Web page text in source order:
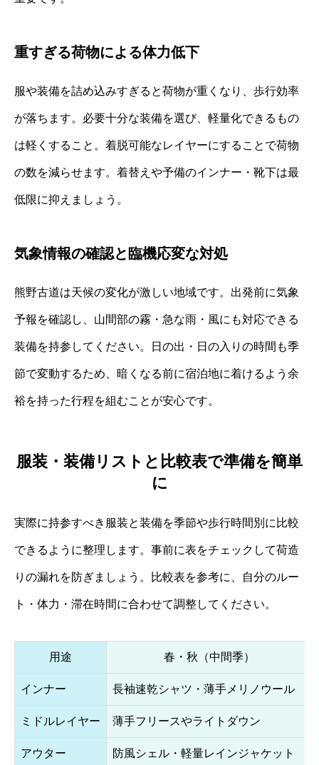
重すぎる荷物による体力低下
服や装備を詰め込みすぎると荷物が重くなり、歩行効率
が落ちます。必要十分な装備を選び、軽量化できるもの
は軽くすること。着脱可能なレイヤーにすることで荷物
の数を減らせます。着替えや予備のインナー・靴下は最
低限に抑えましょう。
気象情報の確認と臨機応変な対処
熊野古道は天候の変化が激しい地域です。出発前に気象
予報を確認し、山間部の霧・急な雨・風にも対応できる
装備を持参してください。日の出・日の入りの時間も季
節で変動するため、暗くなる前に宿泊地に着けるよう余
裕を持った行程を組むことが安心です。
服装・装備リストと比較表で準備を簡単
に
実際に持参すべき服装と装備を季節や歩行時間別に比較
できるように整理します。事前に表をチェックして荷造
りの漏れを防ぎましょう。比較表を参考に、自分のルー
ト・体力・滞在時間に合わせて調整してください。
用途 春・秋（中間季）
インナー 長袖速乾シャツ・薄手メリノウール
ミドルレイヤー 薄手フリースやライトダウン
アウター 防風シェル・軽量レインジャケット